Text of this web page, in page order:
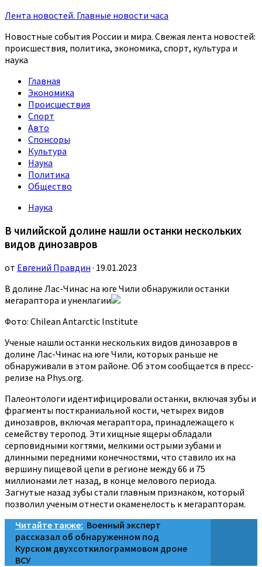
Лента новостей. Главные новости часа
Новостные события России и мира. Свежая лента новостей:
происшествия, политика, экономика, спорт, культура и
наука
Главная
Экономика
Происшествия
Спорт
Авто
Спонсоры
Культура
Наука
Политика
Общество
Наука
В чилийской долине нашли останки нескольких
видов динозавров
от Евгений Правдин · 19.01.2023
В долине Лас-Чинас на юге Чили обнаружили останки
мегараптора и уненлагии
Фото: Chilean Antarctic Institute
Ученые нашли останки нескольких видов динозавров в
долине Лас-Чинас на юге Чили, которых раньше не
обнаруживали в этом районе. Об этом сообщается в пресс-
релизе на Phys.org.
Палеонтологи идентифицировали останки, включая зубы и
фрагменты посткраниальной кости, четырех видов
динозавров, включая мегараптора, принадлежащего к
семейству теропод. Эти хищные ящеры обладали
серповидными когтями, мелкими острыми зубами и
длинными передними конечностями, что ставило их на
вершину пищевой цепи в регионе между 66 и 75
миллионами лет назад, в конце мелового периода.
Загнутые назад зубы стали главным признаком, который
позволил ученым отнести окаменелость к мегарапторам.
Читайте также: Военный эксперт
рассказал об обнаруженном под
Курском двухсоткилограммовом дроне
ВСУ